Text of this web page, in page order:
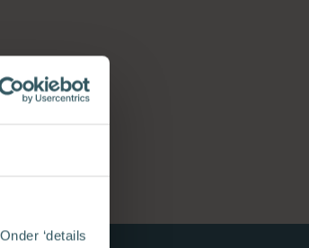
‘details